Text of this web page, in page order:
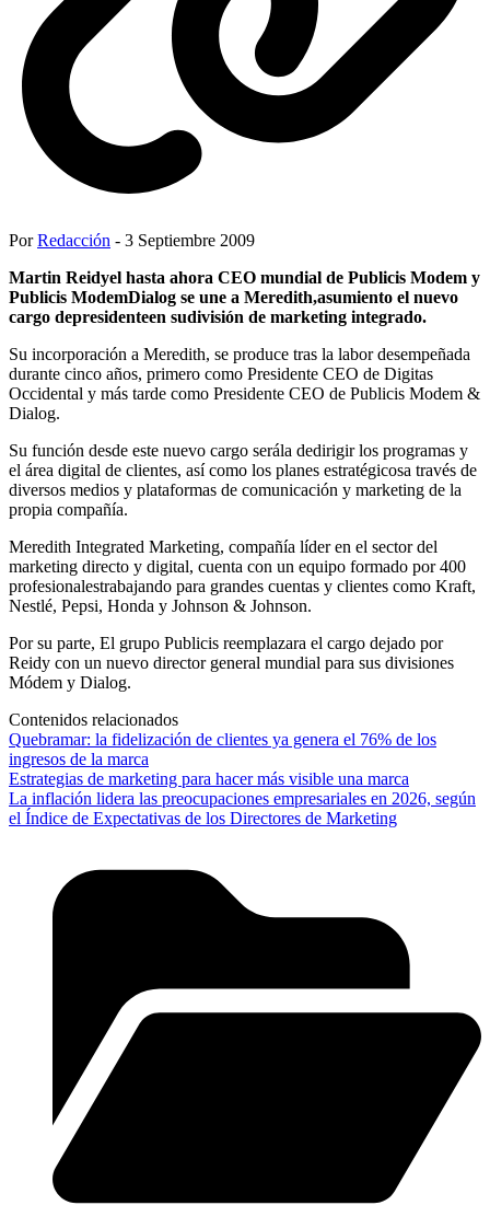
PorRedacción - 3 Septiembre 2009
Martin Reidyel hasta ahora CEO mundial de Publicis Modem y
Publicis ModemDialog se une a Meredith,asumiento el nuevo
cargo depresidenteen sudivisión de marketing integrado.
Su incorporación a Meredith, se produce tras la labor desempeñada
durante cinco años, primero como Presidente CEO de Digitas
Occidental y más tarde como Presidente CEO de Publicis Modem &
Dialog.
Su función desde este nuevo cargo serála dedirigir los programas y
el área digital de clientes, así como los planes estratégicosa través de
diversos medios y plataformas de comunicación y marketing de la
propia compañía.
Meredith Integrated Marketing, compañía líder en el sector del
marketing directo y digital, cuenta con un equipo formado por 400
profesionalestrabajando para grandes cuentas y clientes como Kraft,
Nestlé, Pepsi, Honda y Johnson & Johnson.
Por su parte, El grupo Publicis reemplazara el cargo dejado por
Reidy con un nuevo director general mundial para sus divisiones
Módem y Dialog.
Contenidos relacionados
Quebramar: la fidelización de clientes ya genera el 76% de los
ingresos de la marca
Estrategias de marketing para hacer más visible una marca
La inflación lidera las preocupaciones empresariales en 2026, según
el Índice de Expectativas de los Directores de Marketing